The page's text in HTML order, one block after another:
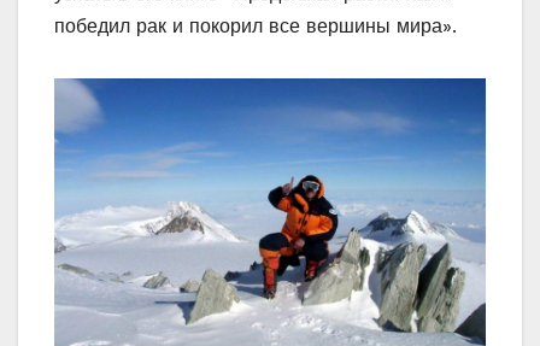
победил рак и покорил все вершины мира».